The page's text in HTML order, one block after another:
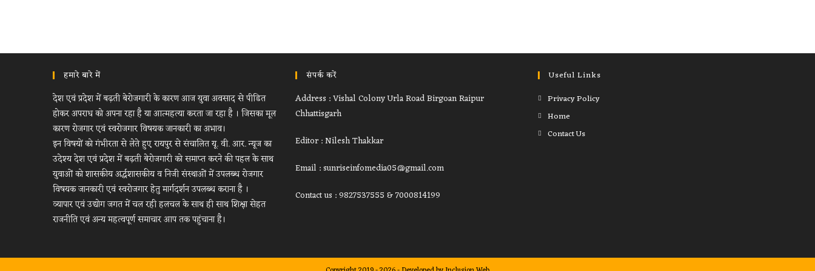
हमारे बारे में
देश एवं प्रदेश में बढ़ती बेरोजगारी के कारण आज युवा अवसाद से पीडित
होकर अपराध को अपना रहा है या आत्महत्या करता जा रहा है । जिसका मूल
कारण रोजगार एवं स्वरोजगार विषयक जानकारी का अभाव।
इन विषयों को गंभीरता से लेते हुए रायपुर से संचालित यू. वी. आर. न्यूज का
उदेश्य देश एवं प्रदेश में बढ़ती बेरोजगारी को समाप्त करने की पहल के साथ
युवाओं को शासकीय अर्द्धशासकीय व निजी संस्थाओं में उपलब्ध रोजगार
विषयक जानकारी एवं स्वरोजगार हेतु मार्गदर्शन उपलब्ध कराना है ।
व्यापार एवं उद्योग जगत में चल रही हलचल के साथ ही साथ शिक्षा सेहत
राजनीति एवं अन्य महत्वपूर्ण समाचार आप तक पहुंचाना है।
संपर्क करें
Address : Vishal Colony Urla Road Birgoan Raipur
Chhattisgarh
Editor : Nilesh Thakkar
Email : sunriseinfomedia05@gmail.com
Contact us : 9827537555 & 7000814199
Useful Links
Privacy Policy
Home
Contact Us